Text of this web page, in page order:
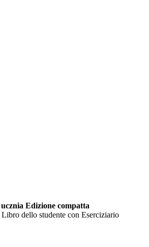
Edizione compatta
dello studente con Eserciziario